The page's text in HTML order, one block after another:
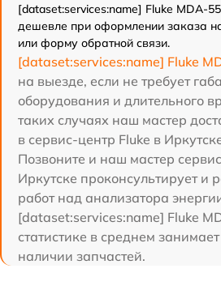
[dataset:services:name] Fluke MDA-
дешевле при оформлении заказа
или форму обратной связи.
[dataset:services:name] Fluke
на выезде, если не требует
оборудования и длительного
таких случаях наш мастер
в сервис-центр Fluke в
Позвоните и наш мастер
Иркутске проконсультирует и
работ над анализатора
[dataset:services:name] Fluke
статистике в среднем
наличии запчастей.